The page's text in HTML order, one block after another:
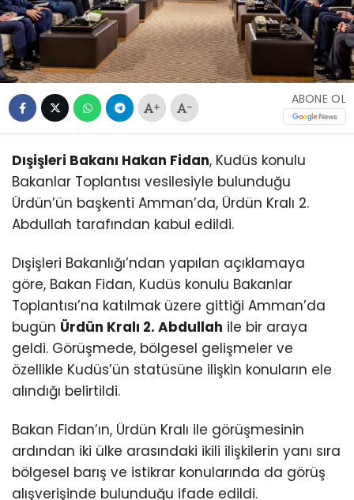
+ -
ABONE OL
Dışişleri Bakanı Hakan Fidan, Kudüs konulu
Bakanlar Toplantısı vesilesiyle bulunduğu
Ürdün’ün başkenti Amman’da, Ürdün Kralı 2.
Abdullah tarafından kabul edildi.
Dışişleri Bakanlığı’ndan yapılan açıklamaya
göre, Bakan Fidan, Kudüs konulu Bakanlar
Toplantısı’na katılmak üzere gittiği Amman’da
bugün Ürdün Kralı 2. Abdullah ile bir araya
geldi. Görüşmede, bölgesel gelişmeler ve
özellikle Kudüs’ün statüsüne ilişkin konuların ele
alındığı belirtildi.
Bakan Fidan’ın, Ürdün Kralı ile görüşmesinin
ardından iki ülke arasındaki ikili ilişkilerin yanı sıra
bölgesel barış ve istikrar konularında da görüş
alışverişinde bulunduğu ifade edildi.